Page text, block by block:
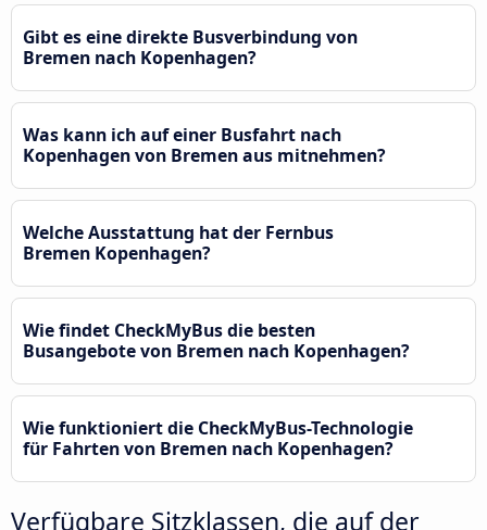
Gibt es eine direkte Busverbindung von
Bremen nach Kopenhagen?
Was kann ich auf einer Busfahrt nach
Kopenhagen von Bremen aus mitnehmen?
Welche Ausstattung hat der Fernbus
Bremen Kopenhagen?
Wie findet CheckMyBus die besten
Busangebote von Bremen nach Kopenhagen?
Wie funktioniert die CheckMyBus-Technologie
für Fahrten von Bremen nach Kopenhagen?
Verfügbare Sitzklassen, die auf der